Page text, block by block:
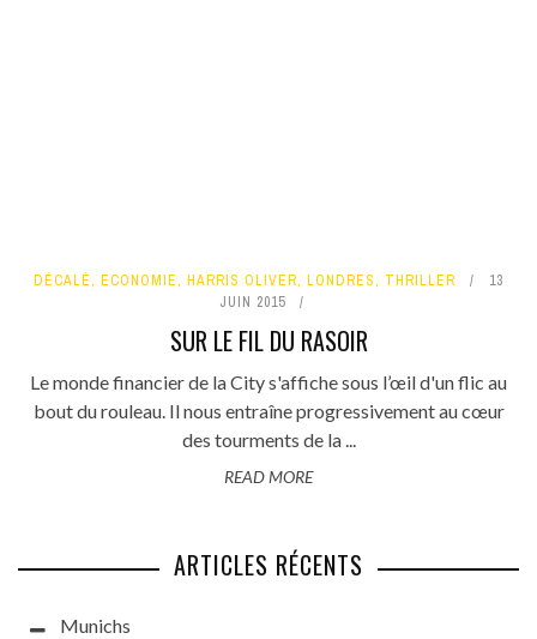
DÉCALÉ, ECONOMIE, HARRIS OLIVER, LONDRES, THRILLER
13
JUIN 2015
SUR LE FIL DU RASOIR
Le monde financier de la City s'affiche sous l’œil d'un flic au
bout du rouleau. Il nous entraîne progressivement au cœur
des tourments de la ...
READ MORE
ARTICLES RÉCENTS
Munichs